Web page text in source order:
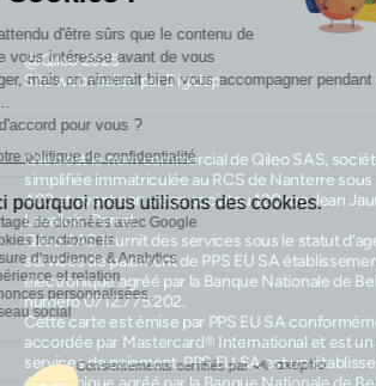
@Qileo 2025
Site web réalisé par Digidop
Qileo est le nom commercial de Qileo SAS,
simplifiée immatriculée au RCS de Nanterre
403 et ayant son siège social au 120 rue Jean
Levallois-Perret.
Qileo SAS fournit des services sous le statut
services de paiement de PPS EU SA
électronique agréé par la Banque Nationale de
numéro 0712.775.202.
Cette carte est émise par PPS EU SA
accordée par Mastercard® International et est
services de paiement. PPS EU SA est un